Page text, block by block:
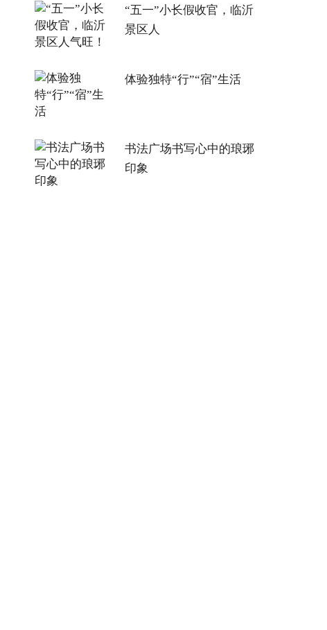
“五一”小长假收官，临沂
景区人
体验独特“行”“宿”生活
书法广场书写心中的琅琊
印象